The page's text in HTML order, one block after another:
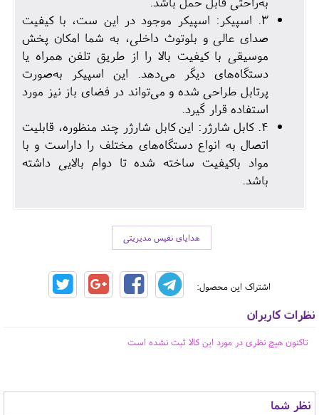
3. اسپیکر: اسپیکر موجود در این ست، با کیفیت
صدای عالی و بلوتوث داخلی، به شما امکان پخش
موسیقی با کیفیت بالا را از طریق تلفن همراه یا
دستگاه‌های دیگر می‌دهد. این اسپیکر به‌صورت
پرتابل طراحی شده و می‌تواند در فضای باز نیز مورد
استفاده قرار گیرد.
4. کابل شارژر: این کابل شارژر چند منظوره، قابلیت
اتصال به انواع دستگاه‌های مختلف را داراست و با
مواد باکیفیت ساخته شده تا دوام بالایی داشته
باشد.
هدایای نفیس مدیریتی
اشتراک این محصول:
نظرات کاربران
تاکنون هیچ نظری در مورد این کالا ثبت نشده است
نظر شما